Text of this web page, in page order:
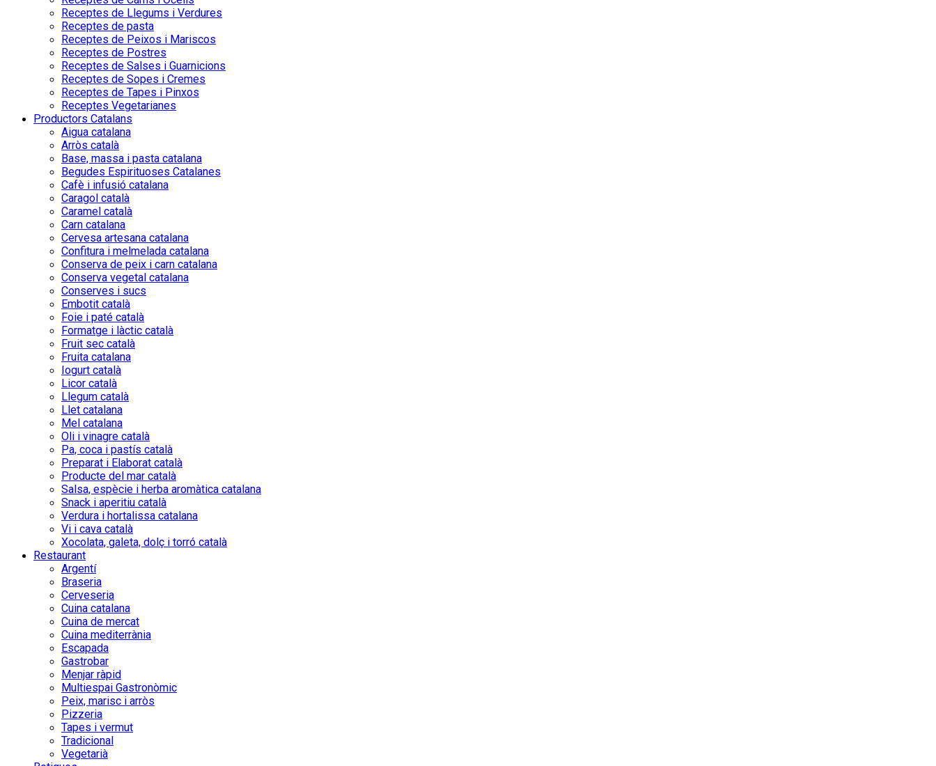
Receptes de Llegums i Verdures
Receptes de pasta
Receptes de Peixos i Mariscos
Receptes de Postres
Receptes de Salses i Guarnicions
Receptes de Sopes i Cremes
Receptes de Tapes i Pinxos
Receptes Vegetarianes
Productors Catalans
Aigua catalana
Arròs català
Base, massa i pasta catalana
Begudes Espirituoses Catalanes
Cafè i infusió catalana
Caragol català
Caramel català
Carn catalana
Cervesa artesana catalana
Confitura i melmelada catalana
Conserva de peix i carn catalana
Conserva vegetal catalana
Conserves i sucs
Embotit català
Foie i paté català
Formatge i làctic català
Fruit sec català
Fruita catalana
Iogurt català
Licor català
Llegum català
Llet catalana
Mel catalana
Oli i vinagre català
Pa, coca i pastís català
Preparat i Elaborat català
Producte del mar català
Salsa, espècie i herba aromàtica catalana
Snack i aperitiu català
Verdura i hortalissa catalana
Vi i cava català
Xocolata, galeta, dolç i torró català
Restaurant
Argentí
Braseria
Cerveseria
Cuina catalana
Cuina de mercat
Cuina mediterrània
Escapada
Gastrobar
Menjar ràpid
Multiespai Gastronòmic
Peix, marisc i arròs
Pizzeria
Tapes i vermut
Tradicional
Vegetarià